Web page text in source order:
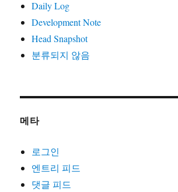
Daily Log
Development Note
Head Snapshot
분류되지 않음
메타
로그인
엔트리 피드
댓글 피드